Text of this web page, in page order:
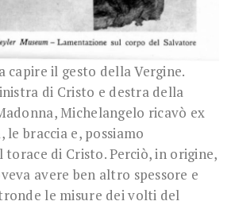
capire il gesto della Vergine.
di Cristo e destra della
Michelangelo ricavò ex
le braccia e, possiamo
torace di Cristo. Perciò, in origine,
avere ben altro spessore e
le misure dei volti del